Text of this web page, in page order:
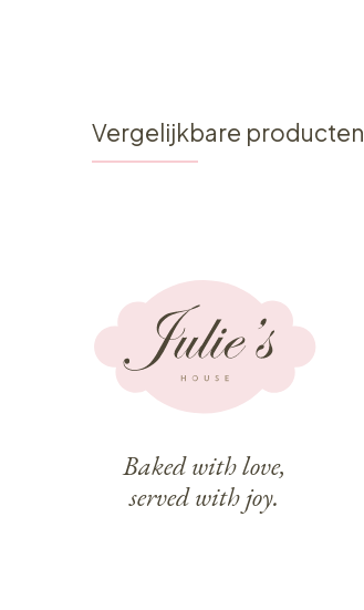
Vergelijkbare producten
Baked with love,
served with joy.